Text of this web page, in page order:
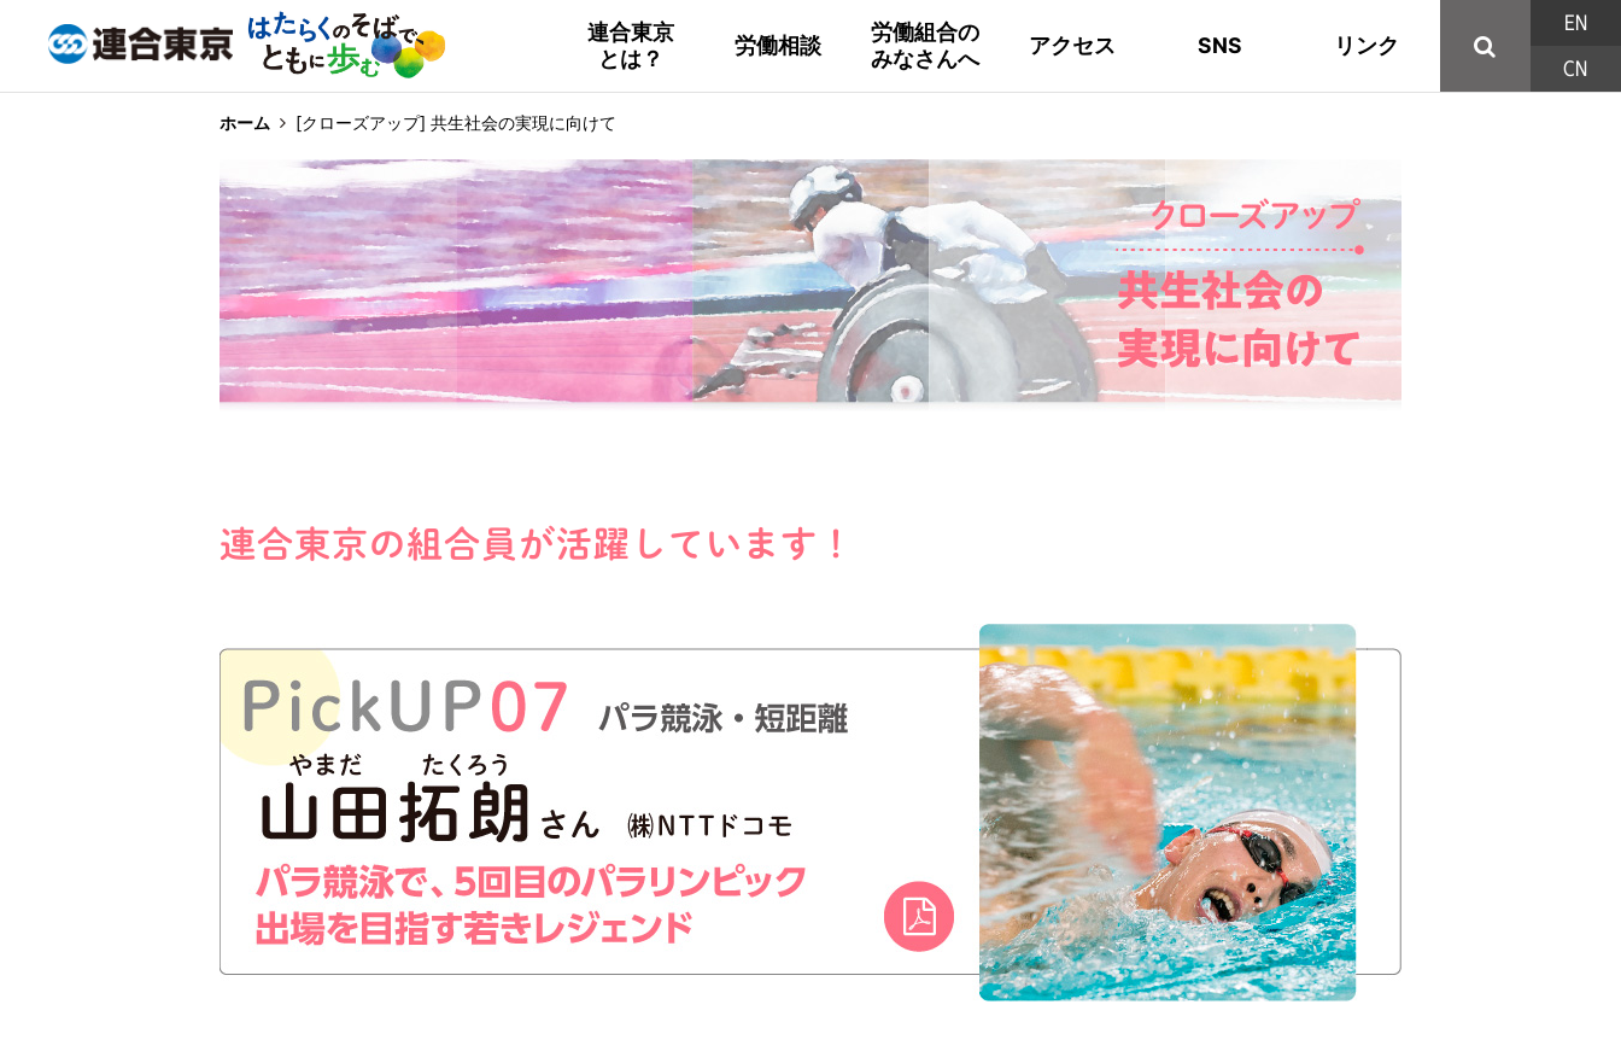
連合東京
とは？
組織概要 44の構成組織 主な取り組み
連合ユニオン東京 印刷用パンフレット
労働相談
労働組合の
みなさんへ
活動 地域活動 資料
その他 連合東京方針
東京NET ログイン
アクセス
連合東京 東部ブロック地協 西北ブロック
中南ブロック地協 三多摩ブロック地協
SNS
Facebook YouTube X/Twitter
リンク
EN
CN
ホーム [クローズアップ] 共生社会の実現に向けて
連合東京の組合員が活躍しています！